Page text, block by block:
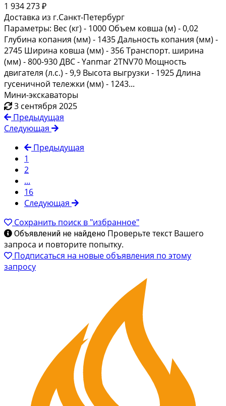
1 934 273 ₽
Доставка из г.Санкт-Петербург
Параметры: Вес (кг) - 1000 Объем ковша (м) - 0,02
Глубина копания (мм) - 1435 Дальность копания (мм) -
2745 Ширина ковша (мм) - 356 Транспорт. ширина
(мм) - 800-930 ДВС - Yanmar 2TNV70 Мощность
двигателя (л.с.) - 9,9 Высота выгрузки - 1925 Длина
гусеничной тележки (мм) - 1243...
Мини-экскаваторы
3 сентября 2025
Предыдущая
Следующая
Предыдущая
1
2
...
16
Следующая
Сохранить поиск в "избранное"
Объявлений не найдено Проверьте текст Вашего
запроса и повторите попытку.
Подписаться на новые объявления по этому
запросу